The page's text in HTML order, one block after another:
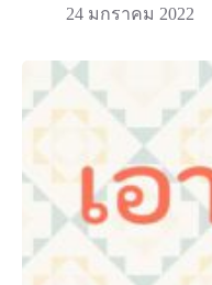
24 มกราคม 2022